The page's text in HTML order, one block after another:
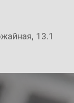
13.1